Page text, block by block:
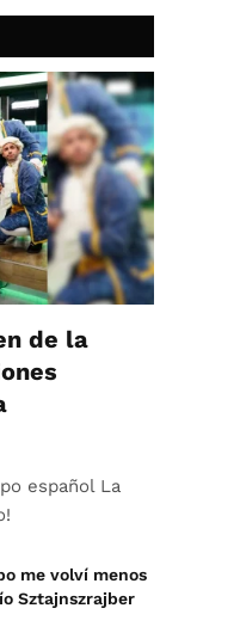
de la
español La
me volví menos
Sztajnszrajber